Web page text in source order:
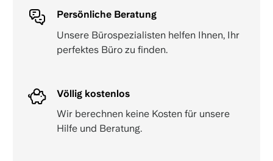
Persönliche Beratung
Unsere Bürospezialisten helfen Ihnen, Ihr
perfektes Büro zu finden.
Völlig kostenlos
Wir berechnen keine Kosten für unsere
Hilfe und Beratung.